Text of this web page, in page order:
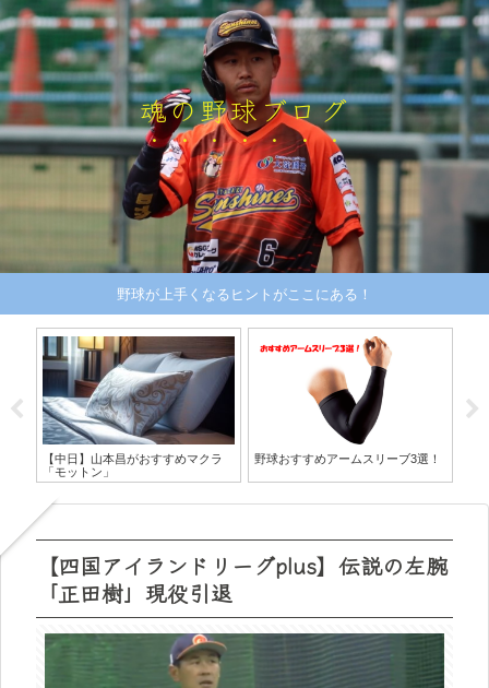
魂の野球ブログ
野球が上手くなるヒントがここにある！
【中日】山本昌がおすすめマクラ
「モットン」
野球おすすめアームスリーブ3選！
【四国アイランドリーグplus】伝説の左腕
「正田樹」現役引退